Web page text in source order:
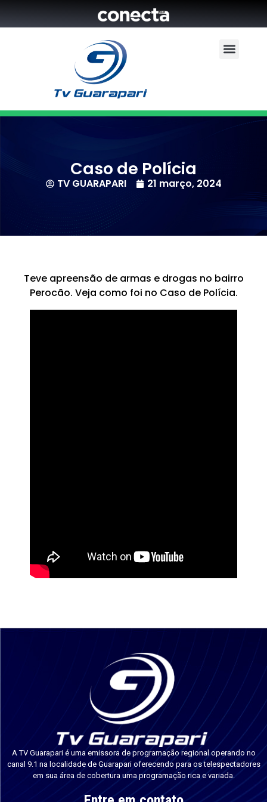
Caso de Polícia
TV GUARAPARI 21 março, 2024
Teve apreensão de armas e drogas no bairro
Perocão. Veja como foi no Caso de Polícia.
A TV Guarapari é uma emissora de programação regional operando no
canal 9.1 na localidade de Guarapari oferecendo para os telespectadores
em sua área de cobertura uma programação rica e variada.